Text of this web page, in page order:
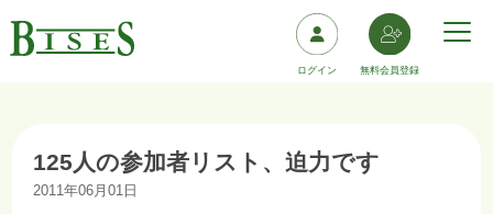
ログイン 無料会員登録
125人の参加者リスト、迫力です
2011年06月01日